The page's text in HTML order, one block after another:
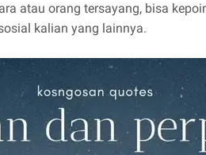
atau orang tersayang, bisa
kalian yang lainnya.